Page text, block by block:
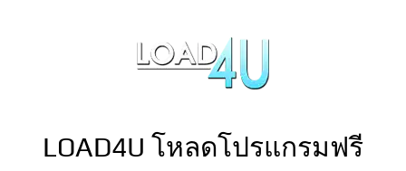
LOAD4U โหลดโปรแกรมฟรี